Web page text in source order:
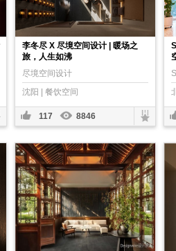
李冬尽 X 尽境空间设计 | 暖场之
旅，人生如沸
尽境空间设计
沈阳 | 餐饮空间
117 8846